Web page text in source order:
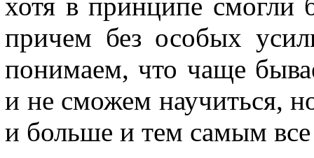
причем без особых
понимаем, что чаще
и не сможем научиться,
и больше и тем самым